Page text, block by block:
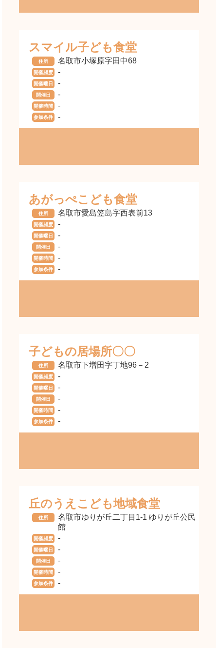
スマイル子ども食堂
住所 名取市小塚原字田中68
開催頻度 -
開催曜日 -
開催日 -
開催時間 -
参加条件 -
あがっぺこども食堂
住所 名取市愛島笠島字西表前13
開催頻度 -
開催曜日 -
開催日 -
開催時間 -
参加条件 -
子どもの居場所〇〇
住所 名取市下増田字丁地96－2
開催頻度 -
開催曜日 -
開催日 -
開催時間 -
参加条件 -
丘のうえこども地域食堂
住所
名取市ゆりが丘二丁目1-1 ゆりが丘公民
館
開催頻度 -
開催曜日 -
開催日 -
開催時間 -
参加条件 -